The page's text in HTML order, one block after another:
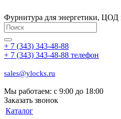
Фурнитура для энергетики, ЦОД
+ 7 (343) 343-48-88
+ 7 (343) 343-48-88 телефон
sales@ylocks.ru
Мы работаем: с 9:00 до 18:00
Заказать звонок
Каталог